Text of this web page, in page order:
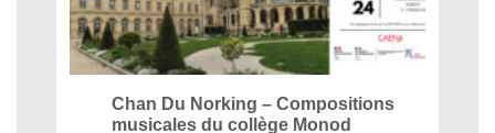
Chan Du Norking – Compositions
musicales du collège Monod